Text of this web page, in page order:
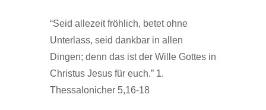
“Seid allezeit fröhlich, betet ohne
Unterlass, seid dankbar in allen
Dingen; denn das ist der Wille Gottes in
Christus Jesus für euch.” 1.
Thessalonicher 5,16-18